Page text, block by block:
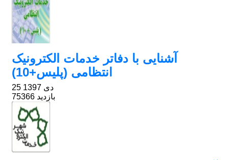
آشنایی با دفاتر خدمات الکترونیک
انتظامی (پلیس+10)
25 دی 1397
75366 بازدید